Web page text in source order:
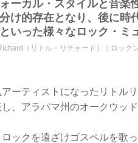
ーカル・スタイルと音楽
け的存在となり、後に時
いった様々なロック・ミ
（リトル・リチャード）｜ロック
ーティストになったリトル
、アラバマ州のオークウッ
ックを遠ざけゴスペルを歌